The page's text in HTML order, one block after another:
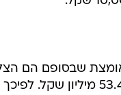
כי מדובר ב-7 שנות עבודה מאומצת שבסופם
להביא לפשרה, לפיה ישיב הביטוח הלאומי את הכספים המסתכמים בכ-53.4